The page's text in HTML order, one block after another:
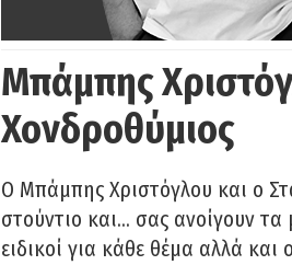
Μπάμπης
Χονδροθύμιος
O Μπάμπης Χριστόγλου και ο
στούντιο και… σας ανοίγουν τα
ειδικοί για κάθε θέμα αλλά και